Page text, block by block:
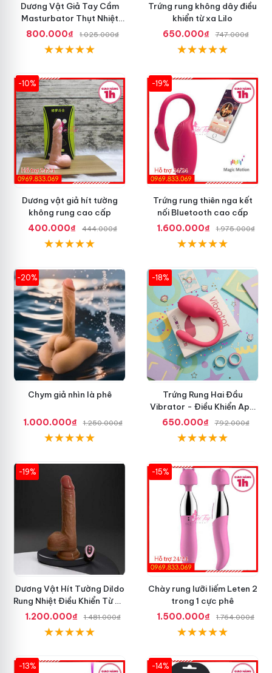
Dương Vật Giả Tay Cầm
Masturbator Thụt Nhiệt
Liếm Rung
800.000₫ 1.025.000₫
Trứng rung không dây điều
khiển từ xa Lilo
650.000₫
747.000₫
-10%
Dương vật giả hít tường
không rung cao cấp
400.000₫
444.000₫
-19%
Trứng rung thiên nga kết
nối Bluetooth cao cấp
1.600.000₫
1.975.000₫
-20%
Chym giả nhìn là phê
1.000.000₫ 1.250.000₫
-18%
Trứng Rung Hai Đầu
Vibrator - Điều Khiển App
Điện Thoại
650.000₫ 792.000₫
-19%
Dương Vật Hít Tường Dildo
Rung Nhiệt Điều Khiển Từ Xa
Tốt Nhất
1.200.000₫ 1.481.000₫
-15%
Chày rung lưỡi liếm Leten 2
trong 1 cực phê
1.500.000₫
1.764.000₫
-13% -14%